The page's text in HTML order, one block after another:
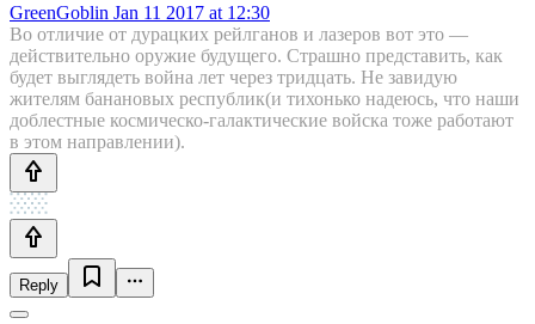
GreenGoblin Jan 11 2017 at 12:30
Во отличие от дурацких рейлганов и лазеров вот это —
действительно оружие будущего. Страшно представить, как
будет выглядеть война лет через тридцать. Не завидую
жителям банановых республик(и тихонько надеюсь, что наши
доблестные космическо-галактические войска тоже работают
в этом направлении).
Reply